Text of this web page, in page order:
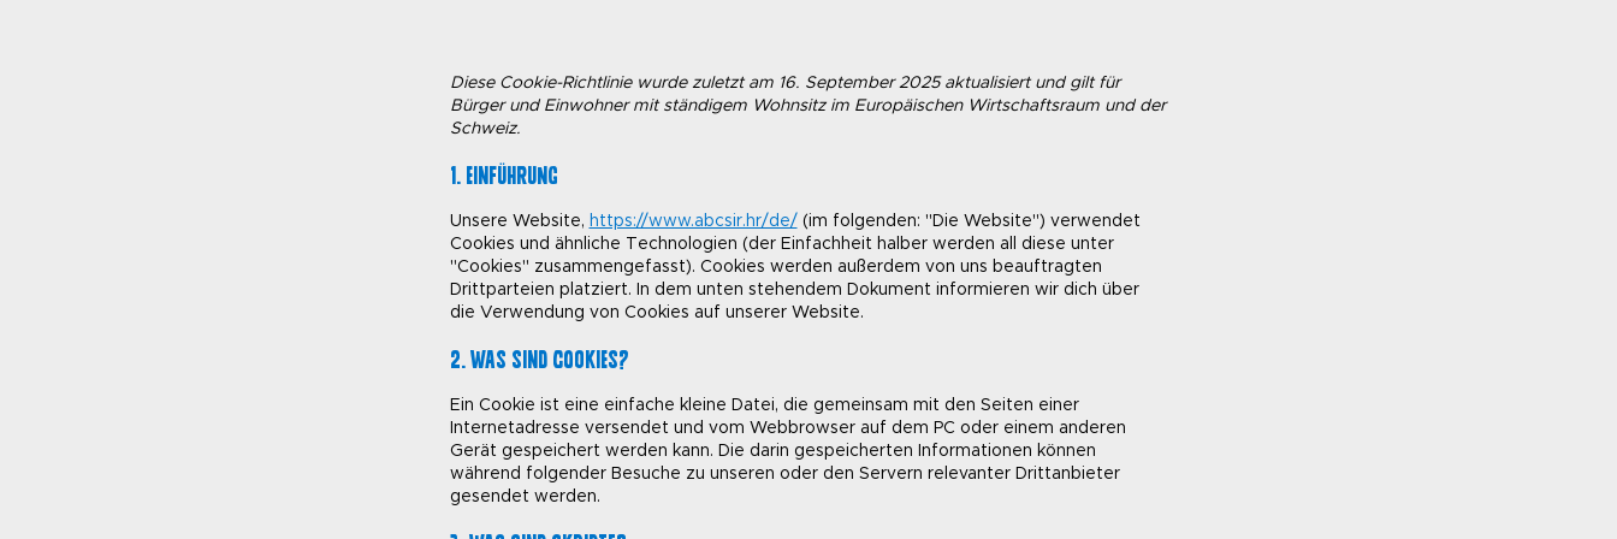
Diese Cookie-Richtlinie wurde zuletzt am 16. September 2025 aktualisiert und gilt für
Bürger und Einwohner mit ständigem Wohnsitz im Europäischen Wirtschaftsraum und der
Schweiz.
1. Einführung
Unsere Website, https://www.abcsir.hr/de/ (im folgenden: "Die Website") verwendet
Cookies und ähnliche Technologien (der Einfachheit halber werden all diese unter
"Cookies" zusammengefasst). Cookies werden außerdem von uns beauftragten
Drittparteien platziert. In dem unten stehendem Dokument informieren wir dich über
die Verwendung von Cookies auf unserer Website.
2. Was sind Cookies?
Ein Cookie ist eine einfache kleine Datei, die gemeinsam mit den Seiten einer
Internetadresse versendet und vom Webbrowser auf dem PC oder einem anderen
Gerät gespeichert werden kann. Die darin gespeicherten Informationen können
während folgender Besuche zu unseren oder den Servern relevanter Drittanbieter
gesendet werden.